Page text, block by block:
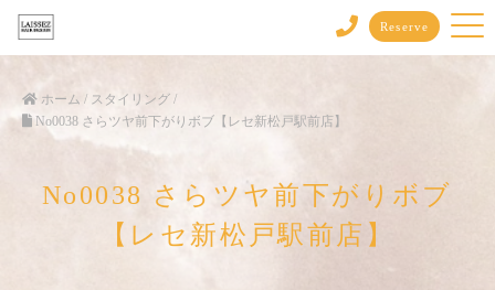
Reserve
ホーム / スタイリング /
No0038 さらツヤ前下がりボブ【レセ新松戸駅前店】
No0038 さらツヤ前下がりボブ
【レセ新松戸駅前店】